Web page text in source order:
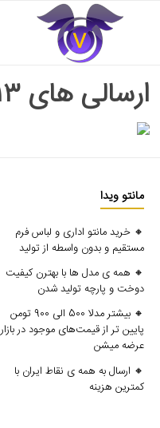
ارسالی های ۱۳ اردیبهشت
مانتو ویدا
🔸 خرید مانتو اداری و لباس فرم
مستقیم و بدون واسطه از تولید
🔸 همه ی مدل ها با بهترن کیفیت
دوخت و پارچه تولید شدن
🔸 بیشتر مدلا 500 الی 900 تومن
پایین تر از قیمت‌های موجود در بازار
عرضه میشن
🔸 ارسال به همه ی نقاط ایران با
کمترین هزینه